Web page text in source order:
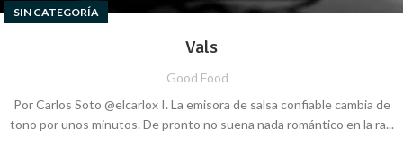
SIN CATEGORÍA
Vals
Good Food
Por Carlos Soto @elcarlox I. La emisora de salsa confiable cambia de
tono por unos minutos. De pronto no suena nada romántico en la ra...